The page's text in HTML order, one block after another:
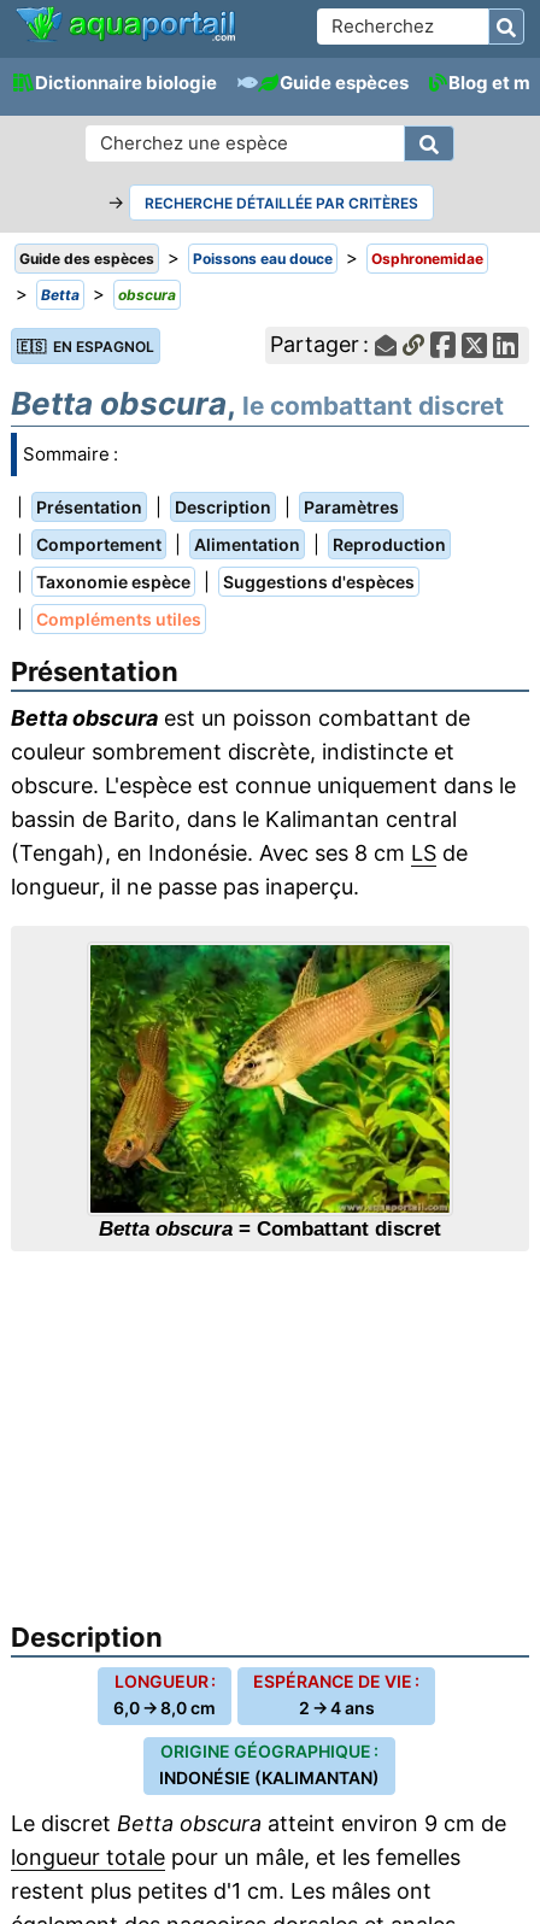
Dictionnaire biologie Guide espèces Blog et
→ RECHERCHE DÉTAILLÉE PAR CRITÈRES
Guide des espèces > Poissons eau douce > Osphronemidae
> Betta > obscura
🇪🇸 EN ESPAGNOL Partager :
Betta obscura, le combattant discret
Sommaire :
Présentation Description Paramètres
Comportement Alimentation Reproduction
Taxonomie espèce Suggestions d'espèces
Compléments utiles
Présentation
Betta obscuraest un poisson combattant de
couleur sombrement discrète, indistincte et
obscure. L'espèce est connue uniquement dans le
bassin de Barito, dans le Kalimantan central
(Tengah), en Indonésie. Avec ses 8 cm LSde
longueur, il ne passe pas inaperçu.
Betta obscura= Combattant discret
Description
LONGUEUR :
6,0 → 8,0 cm
ESPÉRANCE DE VIE :
2 → 4 ans
ORIGINE GÉOGRAPHIQUE :
INDONÉSIE (KALIMANTAN)
Le discret Betta obscura atteint environ 9 cm de
longueur totalepour un mâle, et les femelles
restent plus petites d'1 cm. Les mâles ont